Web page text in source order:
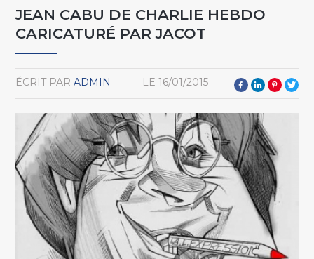
JEAN CABU DE CHARLIE HEBDO
CARICATURÉ PAR JACOT
ÉCRIT PAR ADMIN LE 16/01/2015